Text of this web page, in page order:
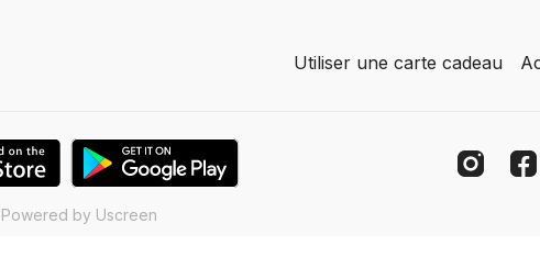
Utiliser une carte cadeau
Powered by Uscreen